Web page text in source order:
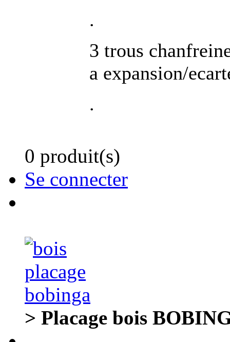
.
3 trous
a expansion/
.
0 produit(s)
Se connecter
> Placage bois